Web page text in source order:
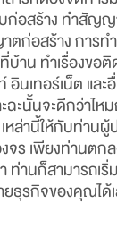
ก่อสร้าง ทำสัญ
ตก่อสร้าง การท
บ้าน ทำเรื่องขอ
นเทอร์เน็ต และ
ฉะนั้นจะดีกว่าไห
หล่านี้ให้กับท่าน
ร เพียงท่านตกล
ท่านก็สามารถเ
ธุรกิจของคุณได้